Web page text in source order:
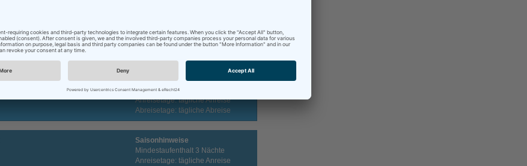
Mindestaufenthalt 3 Nächte
Anreisetage: tägliche Anreise
Saisonhinweise
Mindestaufenthalt 7 Nächte
Anreisetage: tägliche Anreise
Abreisetage: tägliche Abreise
Saisonhinweise
Mindestaufenthalt 3 Nächte
Anreisetage: tägliche Anreise